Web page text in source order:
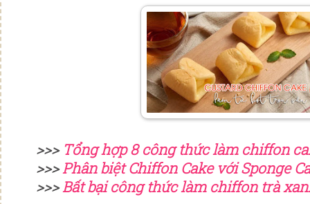
>>> Tổng hợp 8 công thức làm chiffon
>>>Phân biệt Chiffon Cake với Sponge
>>>Bất bại công thức làm chiffon trà